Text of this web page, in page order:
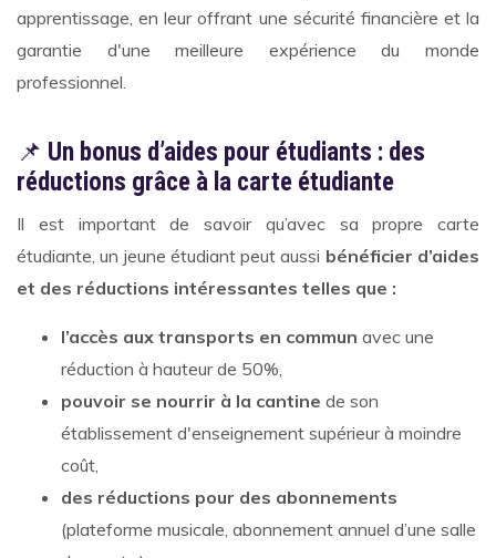
apprentissage, en leur offrant une sécurité financière et la
garantie d'une meilleure expérience du monde
professionnel.
📌 Un bonus d’aides pour étudiants : des
réductions grâce à la carte étudiante
Il est important de savoir qu’avec sa propre carte
étudiante, un jeune étudiant peut aussi bénéficier d’aides
et des réductions intéressantes telles que :
l’accès aux transports en commun avec une
réduction à hauteur de 50%,
pouvoir se nourrir à la cantine de son
établissement d'enseignement supérieur à moindre
coût,
des réductions pour des abonnements
(plateforme musicale, abonnement annuel d’une salle